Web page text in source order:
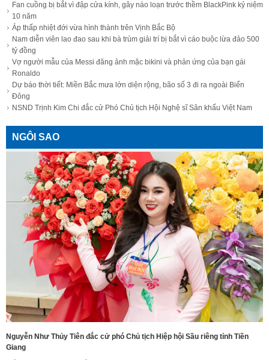
Fan cuồng bị bắt vì đập cửa kính, gây náo loạn trước thềm BlackPink kỷ niệm
10 năm
Áp thấp nhiệt đới vừa hình thành trên Vịnh Bắc Bộ
Nam diễn viên lao đao sau khi bà trùm giải trí bị bắt vì cáo buộc lừa đảo 500
tỷ đồng
Vợ người mẫu của Messi đăng ảnh mặc bikini và phản ứng của bạn gái
Ronaldo
Dự báo thời tiết: Miền Bắc mưa lớn diện rộng, bão số 3 đi ra ngoài Biển
Đông
NSND Trịnh Kim Chi đắc cử Phó Chủ tịch Hội Nghệ sĩ Sân khấu Việt Nam
NGÔI SAO
Nguyễn Như Thủy Tiên đắc cử phó Chủ tịch Hiệp hội Sầu riêng tỉnh Tiền
Giang